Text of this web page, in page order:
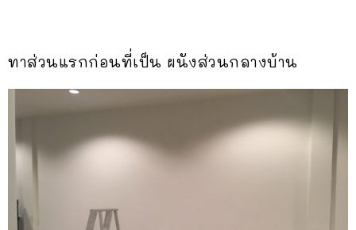
ทาส่วนแรกก่อนที่เป็น ผนังส่วนกลางบ้าน